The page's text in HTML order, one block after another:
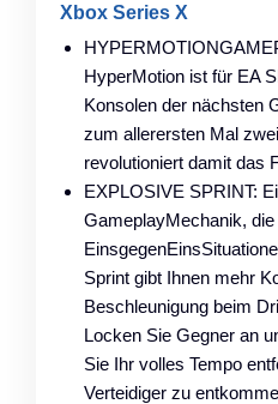
Xbox Series X
HyperMotion ist für EA
Konsolen der nächsten
zum allerersten Mal
revolutioniert damit das
EXPLOSIVE SPRINT:
GameplayMechanik,
Sprint gibt Ihnen mehr
Beschleunigung beim
Locken Sie Gegner an
Sie Ihr volles Tempo
Verteidiger zu